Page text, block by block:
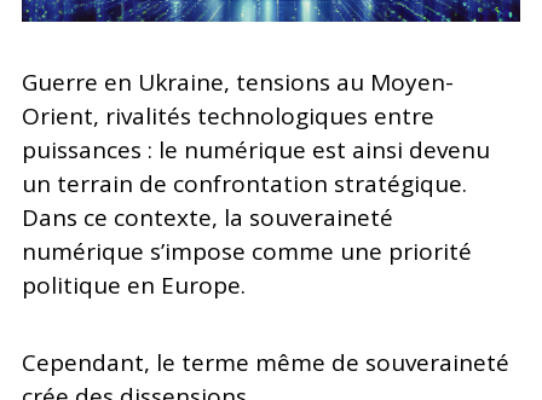
Guerre en Ukraine, tensions au Moyen-
Orient, rivalités technologiques entre
puissances : le numérique est ainsi devenu
un terrain de confrontation stratégique.
Dans ce contexte, la souveraineté
numérique s’impose comme une priorité
politique en Europe.
Cependant, le terme même de souveraineté